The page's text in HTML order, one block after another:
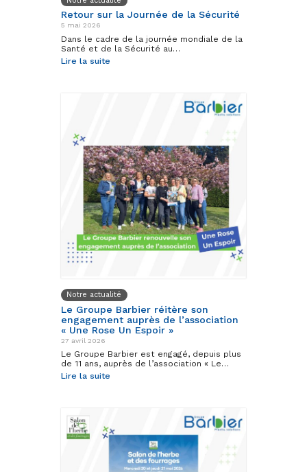
Retour sur la Journée de la Sécurité
5 mai 2026
Dans le cadre de la journée mondiale de la
Santé et de la Sécurité au…
Lire la suite
Notre actualité
Le Groupe Barbier réitère son
engagement auprès de l’association
« Une Rose Un Espoir »
27 avril 2026
Le Groupe Barbier est engagé, depuis plus
de 11 ans, auprès de l’association « Le…
Lire la suite